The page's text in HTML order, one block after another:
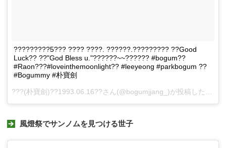
?????????5??? ???? ????. ??????.????????? ??Good
Luck?? ??"God Bless u."??????~~?????? #bogum??
#Raon???#loveinthemoonlight?? #leeyeong #parkbogum ??
#Bogummy #朴寶劍
???(朴寶劍)??1993.06.16??さん(@bogumjjang_)が投稿した動画 -
風燈祭でサンノムを見つける世子